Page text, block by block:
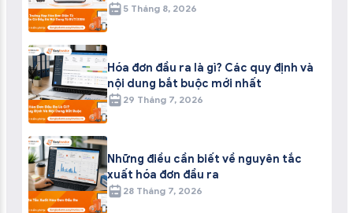
5 Tháng 8, 2026
Hóa đơn đầu ra là gì? Các quy định và
nội dung bắt buộc mới nhất
29 Tháng 7, 2026
Những điều cần biết về nguyên tắc
xuất hóa đơn đầu ra
28 Tháng 7, 2026